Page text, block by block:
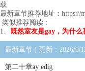
载
最新章节推荐地址：https://
类似推荐阅读：
1、
既然室友是gay，为什
最新章节 ( 更新：2026/6/
第二十章ay edig